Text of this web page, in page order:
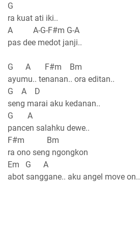
G
ra kuat ati iki..
A A-G-F#m G-A
pas dee medot janji..
G A F#m Bm
ayumu.. tenanan.. ora editan..
G A D
seng marai aku kedanan..
G A
pancen salahku dewe..
F#m Bm
ra ono seng ngongkon
Em G A
abot sanggane.. aku angel move on..